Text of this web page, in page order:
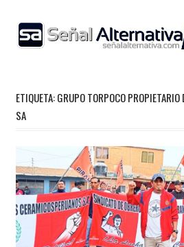
content
ETIQUETA:GRUPO TORPOCO PROPIETARIO
SA